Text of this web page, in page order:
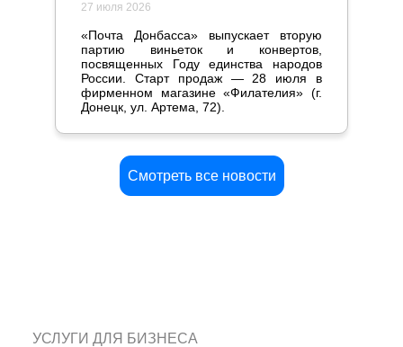
27 июля 2026
«Почта Донбасса» выпускает вторую
партию виньеток и конвертов,
посвященных Году единства народов
России. Старт продаж — 28 июля в
фирменном магазине «Филателия» (г.
Донецк, ул. Артема, 72).
Смотреть все новости
УСЛУГИ ДЛЯ БИЗНЕСА